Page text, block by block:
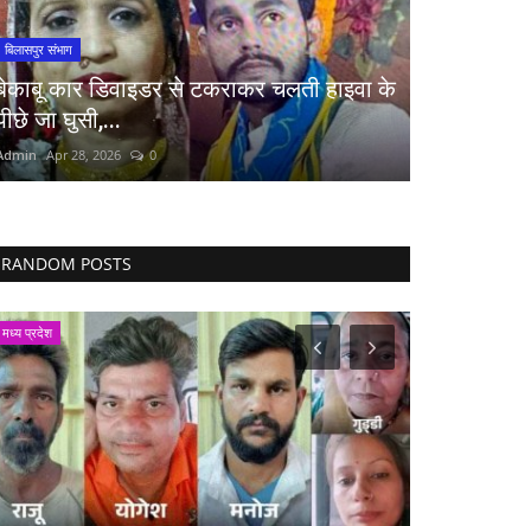
बिलासपुर संभाग
कार डिवाइडर से टकराकर चलती हाइवा के
जा घुसी,...
Apr 28, 2026 0
RANDOM POSTS
मैगज़ीन की लेख